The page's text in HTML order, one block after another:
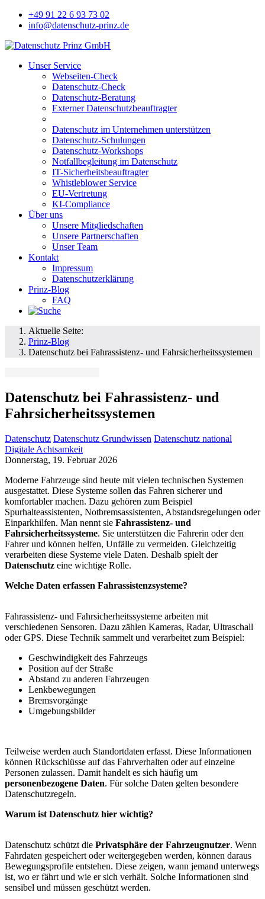
+49 91 22 6 93 73 02
info@datenschutz-prinz.de
Unser Service
Webseiten-Check
Datenschutz-Check
Datenschutz-Beratung
Externer Datenschutzbeauftragter
Datenschutz im Unternehmen unterstützen
Datenschutz-Schulungen
Datenschutz-Workshops
Notfallbegleitung im Datenschutz
IT-Sicherheitsbeauftragter
Whistleblower Service
EU-Vertretung
KI-Compliance
Über uns
Unsere Mitgliedschaften
Unsere Partnerschaften
Unser Team
Kontakt
Impressum
Datenschutzerklärung
Prinz-Blog
FAQ
Aktuelle Seite:
Prinz-Blog
Datenschutz bei Fahrassistenz- und Fahrsicherheitssystemen
Datenschutz bei Fahrassistenz- und
Fahrsicherheitssystemen
Datenschutz Datenschutz Grundwissen Datenschutz national
Digitale Achtsamkeit
Donnerstag, 19. Februar 2026
Moderne Fahrzeuge sind heute mit vielen technischen Systemen
ausgestattet. Diese Systeme sollen das Fahren sicherer und
komfortabler machen. Dazu gehören zum Beispiel
Spurhalteassistenten, Notbremsassistenten, Abstandsregelungen oder
Einparkhilfen. Man nennt sie Fahrassistenz- und
Fahrsicherheitssysteme. Sie unterstützen die Fahrerin oder den
Fahrer und können helfen, Unfälle zu vermeiden. Gleichzeitig
verarbeiten diese Systeme viele Daten. Deshalb spielt der
Datenschutz eine wichtige Rolle.
Welche Daten erfassen Fahrassistenzsysteme?
Fahrassistenz- und Fahrsicherheitssysteme arbeiten mit
verschiedenen Sensoren. Dazu zählen Kameras, Radar, Ultraschall
oder GPS. Diese Technik sammelt und verarbeitet zum Beispiel:
Geschwindigkeit des Fahrzeugs
Position auf der Straße
Abstand zu anderen Fahrzeugen
Lenkbewegungen
Bremsvorgänge
Umgebungsbilder
Teilweise werden auch Standortdaten erfasst. Diese Informationen
können Rückschlüsse auf das Fahrverhalten oder auf einzelne
Personen zulassen. Damit handelt es sich häufig um
personenbezogene Daten. Für solche Daten gelten besondere
Datenschutzregeln.
Warum ist Datenschutz hier wichtig?
Datenschutz schützt die Privatsphäre der Fahrzeugnutzer. Wenn
Fahrdaten gespeichert oder weitergegeben werden, können daraus
Bewegungsprofile entstehen. Diese zeigen, wann jemand unterwegs
ist, wo er fährt und wie er sich verhält. Solche Informationen sind
sensibel und müssen geschützt werden.